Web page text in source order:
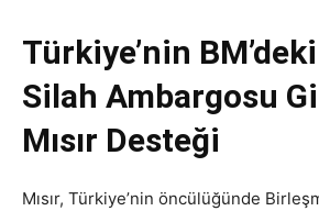
Türkiye’nin
Silah Ambargosu
Mısır Desteği
Mısır, Türkiye’nin öncülüğünde